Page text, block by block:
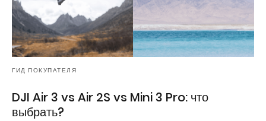
ГИД ПОКУПАТЕЛЯ
DJI Air 3 vs Air 2S vs Mini 3 Pro: что
выбрать?